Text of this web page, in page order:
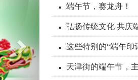
端午节，赛龙舟！
弘扬传统文化 共庆
这些特别的“端午印
天津街的端午节，